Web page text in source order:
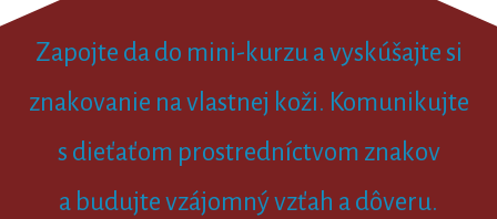
Zapojte da do mini-kurzu a vyskúšajte si
znakovanie na vlastnej koži. Komunikujte
s dieťaťom prostredníctvom znakov
a budujte vzájomný vzťah a dôveru.